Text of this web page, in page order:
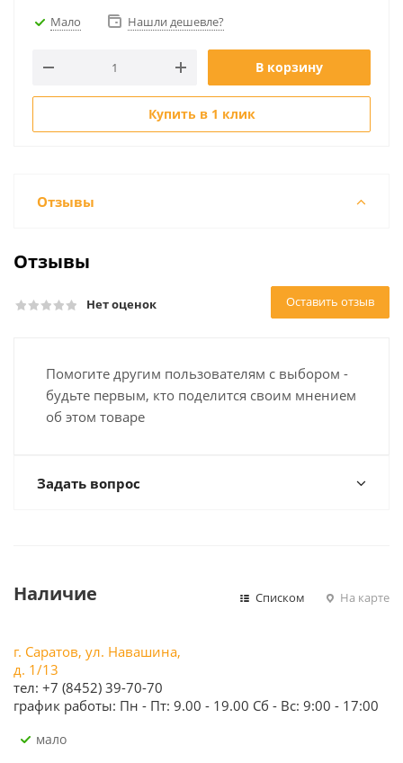
Мало Нашли дешевле?
В корзину
Купить в 1 клик
Отзывы
Отзывы
Нет оценок Оставить отзыв
Помогите другим пользователям с выбором -
будьте первым, кто поделится своим мнением
об этом товаре
Задать вопрос
Наличие Списком На карте
г. Саратов, ул. Навашина,
д. 1/13
тел: +7 (8452) 39-70-70
график работы: Пн - Пт: 9.00 - 19.00 Сб - Вс: 9:00 - 17:00
Мало